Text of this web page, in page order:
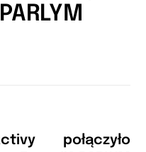
połączyło